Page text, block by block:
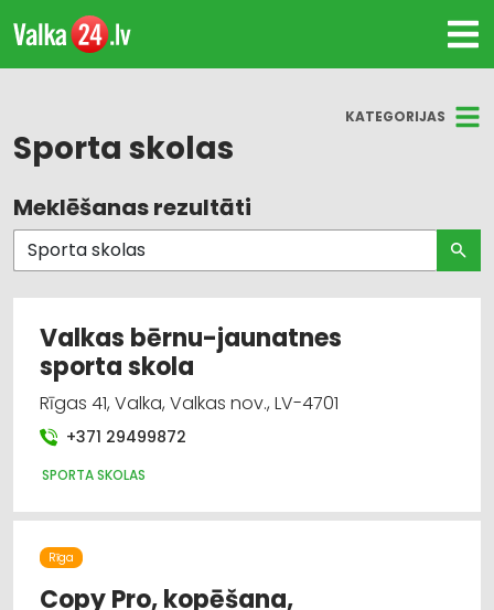
KATEGORIJAS
Sporta skolas
Visas nozares
Bērnudārzi, bērnu pieskatīšana
Apgaismes tehnikas vairumtirdzniecība
Bērnu preču tirdzniecība
Bērnu preču vairumtirdzniecība
Bērnu un jauniešu brīvā laika organizēšana,
nometnes
Elektrotehnisko iekārtu un elektromateriālu
Meklēšanas rezultāti
Valkas bērnu-jaunatnes
sporta skola
Rīgas 41, Valka, Valkas nov., LV-4701
+371 29499872
SPORTA SKOLAS
Rīga
Copy Pro, kopēšana,